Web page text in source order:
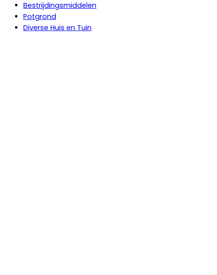
Bestrijdingsmiddelen
Potgrond
Diverse Huis en Tuin